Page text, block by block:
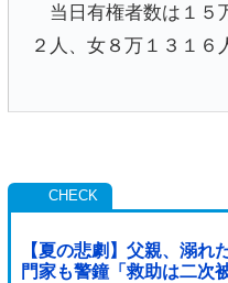
当日有権者数は１５
２人、女８万１３１６
【夏の悲劇】父親、溺
門家も警鐘「救助は二次